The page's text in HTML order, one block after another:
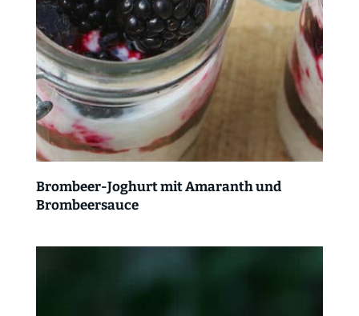
Brombeer-Joghurt mit Amaranth und
Brombeersauce